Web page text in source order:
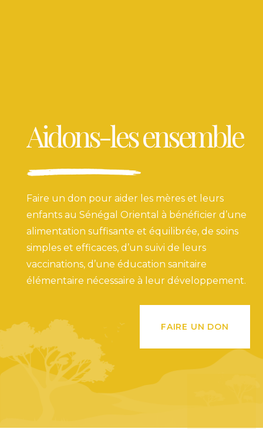
Aidons-les ensemble
Faire un don pour aider les mères et leurs
enfants au Sénégal Oriental à bénéficier d’une
alimentation suffisante et équilibrée, de soins
simples et efficaces, d’un suivi de leurs
vaccinations, d’une éducation sanitaire
élémentaire nécessaire à leur développement.
FAIRE UN DON